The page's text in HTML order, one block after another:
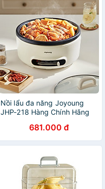
Nồi lẩu đa năng Joyoung
JHP-218 Hàng Chính Hãng
681.000 đ